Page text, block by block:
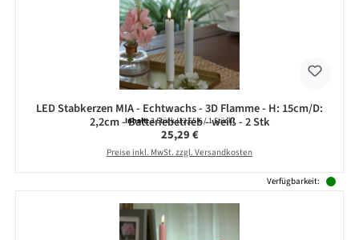
LED Stabkerzen MIA - Echtwachs - 3D Flamme - H: 15cm/D:
2,2cm - Batteriebetrieb - weiß - 2 Stk
Inhalt:2 Stück(12,65 € / 1 Stück)
Regulärer Preis:
25,29 €
Preise inkl. MwSt. zzgl. Versandkosten
Verfügbarkeit: